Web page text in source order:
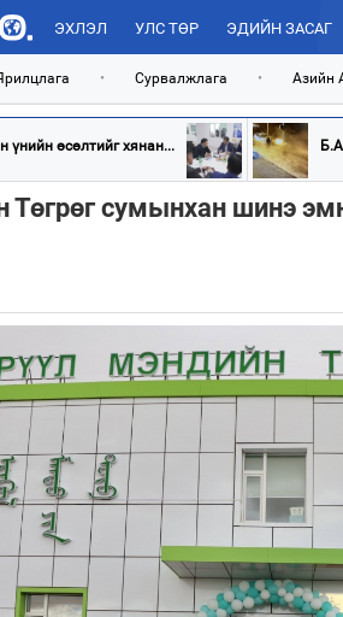
ЭХЛЭЛ УЛС ТӨР ЭДИЙН ЗАСАГ
• Сурвалжлага • Азийн
үнийн өсөлтийг хянан...
Төгрөг сумынхан шинэ